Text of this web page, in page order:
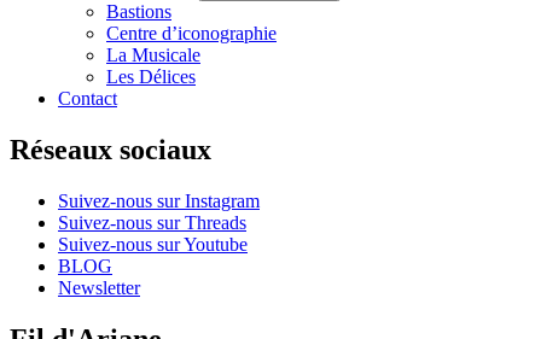
Bastions
Centre d’iconographie
La Musicale
Les Délices
Contact
Réseaux sociaux
Suivez-nous sur Instagram
Suivez-nous sur Threads
Suivez-nous sur Youtube
BLOG
Newsletter